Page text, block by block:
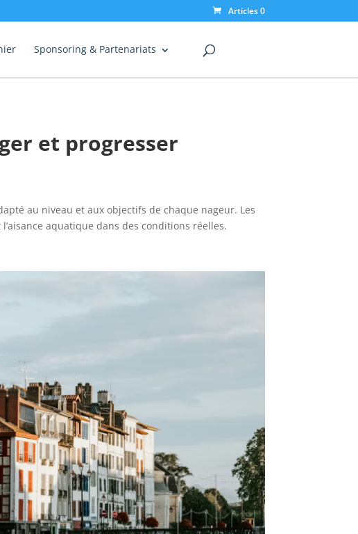
Articles 0
Sponsoring & Partenariats
et progresser
au niveau et aux objectifs de chaque nageur. Les
aquatique dans des conditions réelles.